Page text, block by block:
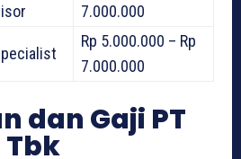
7.000.000
Rp 5.000.000 – Rp
7.000.000
dan Gaji PT
Tbk